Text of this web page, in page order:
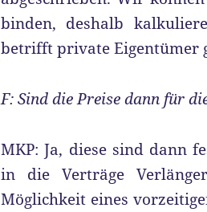
binden, deshalb
betrifft private Eigentümer
F: Sind die Preise dann für
MKP: Ja, diese sind dann
in die Verträge
Möglichkeit eines